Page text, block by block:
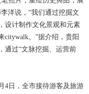
洋说，“我们通过挖掘文
设计制作文化景观和元素
citywalk。”据介绍，贵阳
通过“文脉挖掘、运营前
4日，全市接待游客及旅游